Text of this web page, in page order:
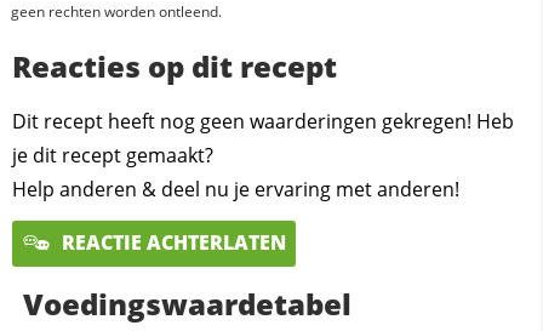
geen rechten worden ontleend.
Reacties op dit recept
Dit recept heeft nog geen waarderingen gekregen! Heb
je dit recept gemaakt?
Help anderen & deel nu je ervaring met anderen!
REACTIE ACHTERLATEN
Voedingswaardetabel